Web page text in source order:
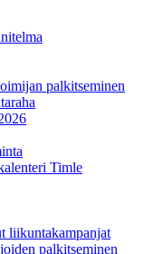
palkitseminen
Timle
liikuntakampanjat
palkitseminen